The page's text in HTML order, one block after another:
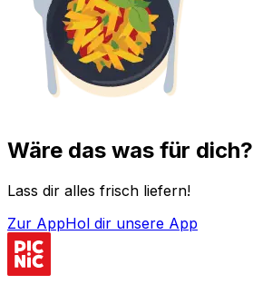
Wäre das was für dich?
Lass dir alles frisch liefern!
Zur AppHol dir unsere App